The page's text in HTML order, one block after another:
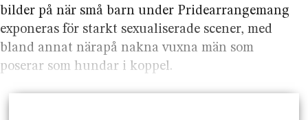
bilder på när små barn under Pridearrangemang
exponeras för starkt sexualiserade scener, med
bland annat närapå nakna vuxna män som
poserar som hundar i koppel.